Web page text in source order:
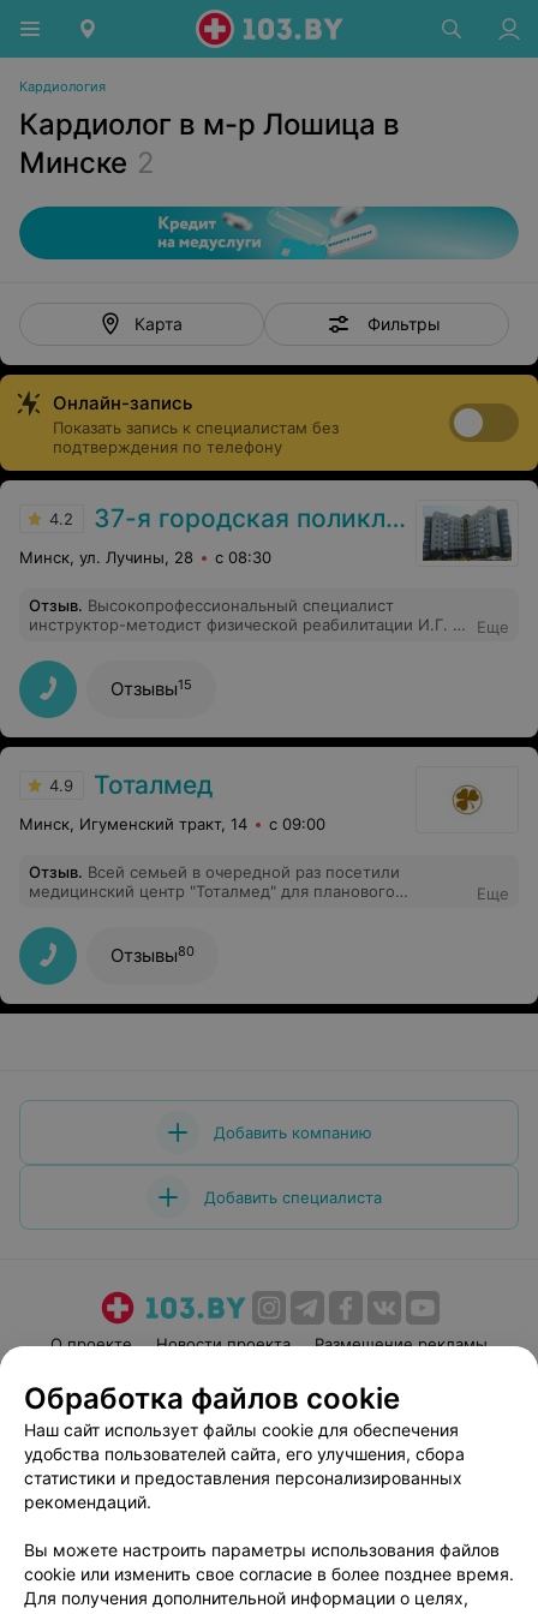
Кардиология
Кардиолог в м-р Лошица в
Минске 2
Карта Фильтры
Онлайн-запись
Показать запись к специалистам без
подтверждения по телефону
4.2 37-я городская поликлиника
Минск, ул. Лучины, 28 с 08:30
Отзыв. Высокопрофессиональный специалист
инструктор-методист физической реабилитации И.Г. с
пациентам, помогает им скорее пройти путь к
выздоровлению, придаёт уверенность в скорейшем
исцелении. С благодарностью Римма и мама.
Еще
Отзывы15
4.9 Тоталмед
Минск, Игуменский тракт, 14 с 09:00
Отзыв. Всей семьей в очередной раз посетили
медицинский центр "Тоталмед" для планового
именно в центре "Тоталмед". Не могу не отметить
профессионализм и чуткость врачей: кардиолога
Пилипчук Дианы Викторовны, эндокринолога Карпенко
Марины Васильевны, гинекологов Соболь Инны
Игоревны и Степаненко Людмилы Викторовны,
приветливость всего персонала! От всей нашей семьи
желаем центру процветания, благодарных пациентов и
всего самого лучшего!
Еще
Отзывы80
Добавить компанию
Добавить специалиста
О проекте Новости проекта
Размещение рекламы
Пользовательское соглашение
Способы оплаты
Вакансии
Партнеры
Написать руководителю 103.by
Персональные настройки cookie
Обработка персональных данных
Обработка файлов cookie
Наш сайт использует файлы cookie для обеспечения
удобства пользователей сайта, его улучшения, сбора
статистики и предоставления персонализированных
рекомендаций.
Вы можете настроить параметры использования файлов
cookie или изменить свое согласие в более позднее время.
Для получения дополнительной информации о целях,